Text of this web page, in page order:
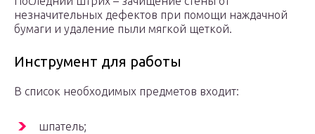
незначительных дефектов при помощи наждачной
бумаги и удаление пыли мягкой щеткой.
Инструмент для работы
В список необходимых предметов входит:
шпатель;